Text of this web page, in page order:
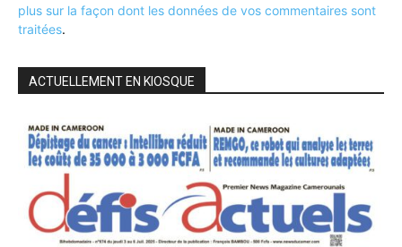
plus sur la façon dont les données de vos commentaires sont
traitées.
ACTUELLEMENT EN KIOSQUE